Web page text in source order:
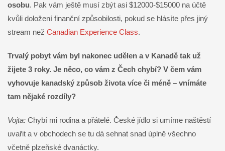
osobu. Pak vám ještě musí zbýt asi $12000-$15000 na účtě
kvůli doložení finanční způsobilosti, pokud se hlásíte přes jiný
stream než Canadian Experience Class.
Trvalý pobyt vám byl nakonec udělen a v Kanadě tak už
žijete 3 roky. Je něco, co vám z Čech chybí? V čem vám
vyhovuje kanadský způsob života více či méně – vnímáte
tam nějaké rozdíly?
Vojta: Chybí mi rodina a přátelé. České jídlo si umíme naštěstí
uvařit a v obchodech se tu dá sehnat snad úplně všechno
včetně plzeňské dvanáctky.